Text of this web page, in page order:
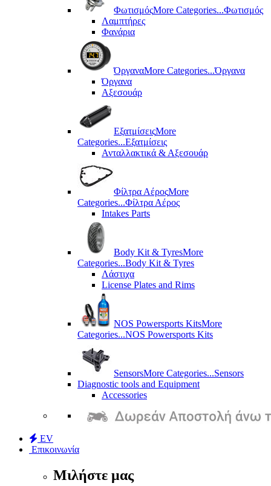
ΦωτισμόςMore Categories...Φωτισμός
Λαμπτήρες
Φανάρια
ΌργαναMore Categories...Όργανα
Όργανα
Αξεσουάρ
ΕξατμίσειςMore
Categories...Εξατμίσεις
Ανταλλακτικά & Αξεσουάρ
Φίλτρα ΑέροςMore
Categories...Φίλτρα Αέρος
Intakes Parts
Body Kit & TyresMore
Categories...Body Kit & Tyres
Λάστιχα
License Plates and Rims
NOS Powersports KitsMore
Categories...NOS Powersports Kits
SensorsMore Categories...Sensors
Diagnostic tools and Equipment
Accessories
EV
Επικοινωνία
Μιλήστε μας